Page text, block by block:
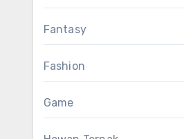
Fantasy
Fashion
Game